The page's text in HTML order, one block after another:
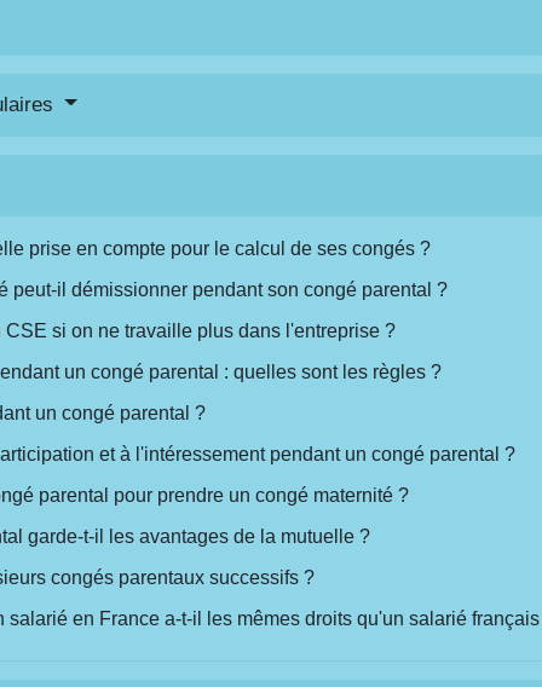
prise en compte pour le calcul de ses congés ?
peut-il démissionner pendant son congé parental ?
CSE si on ne travaille plus dans l'entreprise ?
un congé parental : quelles sont les règles ?
un congé parental ?
et à l'intéressement pendant un congé parental ?
parental pour prendre un congé maternité ?
garde-t-il les avantages de la mutuelle ?
congés parentaux successifs ?
salarié en France a-t-il les mêmes droits qu'un salarié